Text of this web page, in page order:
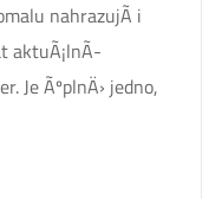
nahrazujÃ­ i
aktuÃ¡lnÃ­
Je ÃºplnÄ› jedno,